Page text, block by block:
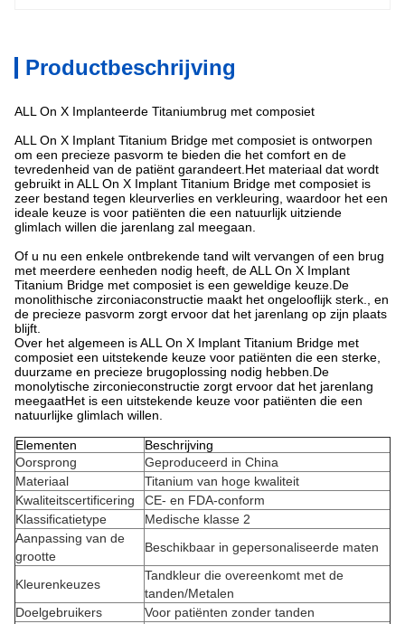
Productbeschrijving
ALL On X Implanteerde Titaniumbrug met composiet
ALL On X Implant Titanium Bridge met composiet is ontworpen
om een precieze pasvorm te bieden die het comfort en de
tevredenheid van de patiënt garandeert.Het materiaal dat wordt
gebruikt in ALL On X Implant Titanium Bridge met composiet is
zeer bestand tegen kleurverlies en verkleuring, waardoor het een
ideale keuze is voor patiënten die een natuurlijk uitziende
glimlach willen die jarenlang zal meegaan.
Of u nu een enkele ontbrekende tand wilt vervangen of een brug
met meerdere eenheden nodig heeft, de ALL On X Implant
Titanium Bridge met composiet is een geweldige keuze.De
monolithische zirconiaconstructie maakt het ongelooflijk sterk., en
de precieze pasvorm zorgt ervoor dat het jarenlang op zijn plaats
blijft.
Over het algemeen is ALL On X Implant Titanium Bridge met
composiet een uitstekende keuze voor patiënten die een sterke,
duurzame en precieze brugoplossing nodig hebben.De
monolytische zirconieconstructie zorgt ervoor dat het jarenlang
meegaatHet is een uitstekende keuze voor patiënten die een
natuurlijke glimlach willen.
Elementen
Beschrijving
Oorsprong
Geproduceerd in China
Materiaal
Titanium van hoge kwaliteit
Kwaliteitscertificering
CE- en FDA-conform
Klassificatietype
Medische klasse 2
Aanpassing van de
grootte
Beschikbaar in gepersonaliseerde maten
Kleurenkeuzes
Tandkleur die overeenkomt met de
tanden/Metalen
Doelgebruikers
Voor patiënten zonder tanden